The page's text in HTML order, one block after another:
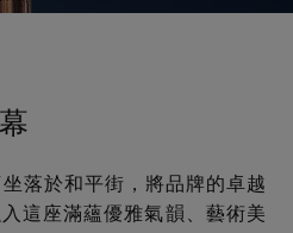
落於和平街，將品牌的卓越
這座滿蘊優雅氣韻、藝術美